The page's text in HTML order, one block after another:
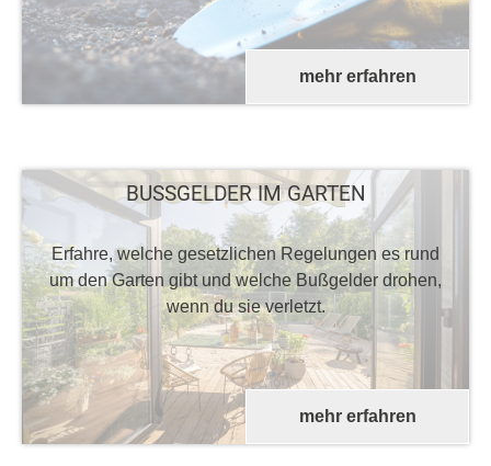
mehr erfahren
BUSSGELDER IM GARTEN
Erfahre, welche gesetzlichen Regelungen es rund
um den Garten gibt und welche Bußgelder drohen,
wenn du sie verletzt.
mehr erfahren